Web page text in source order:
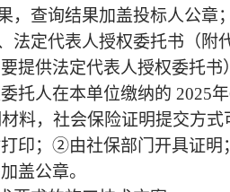
，查询结果加盖投标人公章；
法定代表人授权委托书（附
提供法定代表人授权委托书
托人在本单位缴纳的 2025
料，社会保险证明提交方
印；②由社保部门开具证明
盖公章。